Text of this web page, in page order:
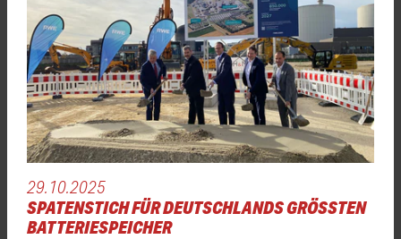
29.10.2025
SPATENSTICH FÜR DEUTSCHLANDS GRÖSSTEN B
ATTERIESPEICHER